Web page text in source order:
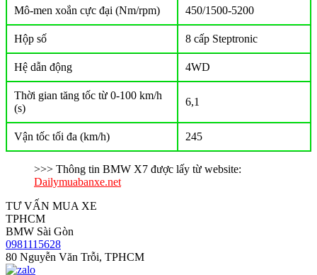
Mô-men xoắn cực đại (Nm/rpm) 450/1500-5200
Hộp số 8 cấp Steptronic
Hệ dẫn động 4WD
Thời gian tăng tốc từ 0-100 km/h
(s)
6,1
Vận tốc tối đa (km/h) 245
>>> Thông tin BMW X7 được lấy từ website:
Dailymuabanxe.net
TƯ VẤN MUA XE
TPHCM
BMW Sài Gòn
0981115628
80 Nguyễn Văn Trỗi, TPHCM